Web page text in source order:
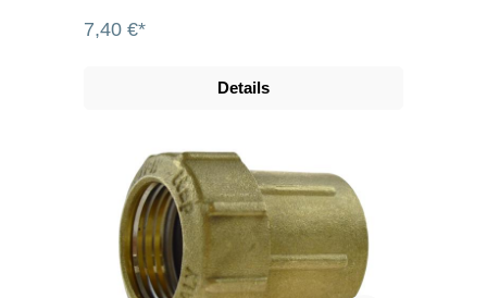
7,40 €*
Details